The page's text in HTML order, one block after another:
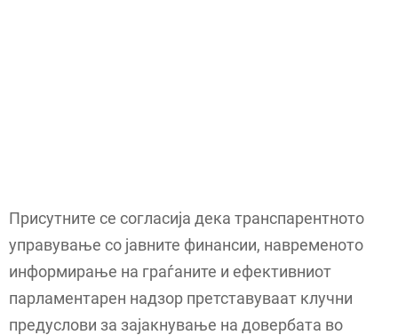
Присутните се согласија дека транспарентното
управување со јавните финансии, навременото
информирање на граѓаните и ефективниот
парламентарен надзор претставуваат клучни
предуслови за зајакнување на довербата во